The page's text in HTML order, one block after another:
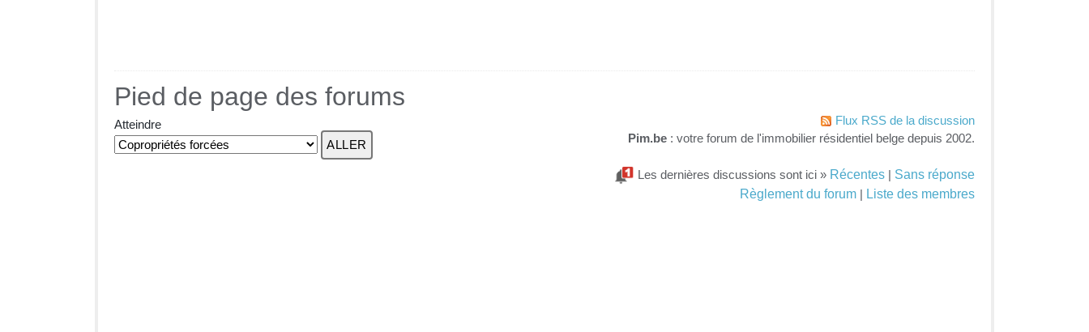
Pied de page des forums
Atteindre
Flux RSS de la discussion
Pim.be : votre forum de l'immobilier résidentiel belge depuis 2002.
Les dernières discussions sont ici » Récentes | Sans réponse
Règlement du forum | Liste des membres